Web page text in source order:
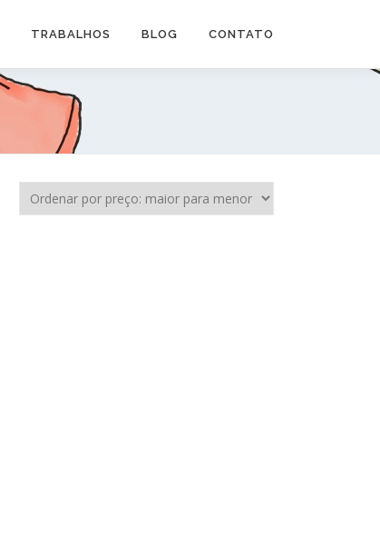
TRABALHOS BLOG CONTATO